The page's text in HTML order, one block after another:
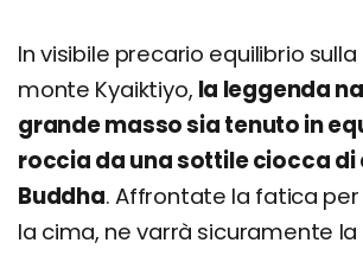
In visibile precario equilibrio
monte Kyaiktiyo, la leggenda
grande masso sia tenuto in
roccia da una sottile ciocca di
Buddha. Affrontate la fatica
la cima, ne varrà sicuramente la